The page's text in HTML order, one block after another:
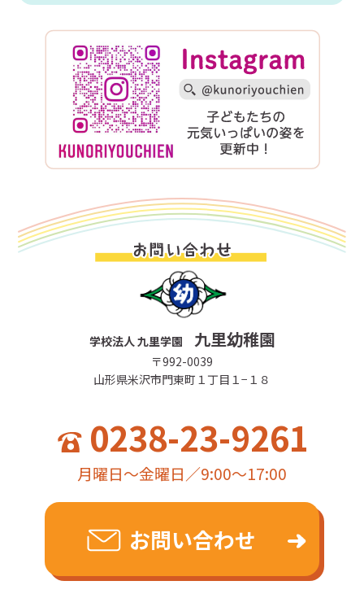
学校法人 九里学園 九里幼稚園
〒992-0039
山形県米沢市門東町１丁目１−１８
0238-23-9261
月曜日～金曜日／9:00～17:00
お問い合わせ